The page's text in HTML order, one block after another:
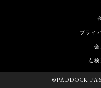
プライ
会
点
©PADDOCK